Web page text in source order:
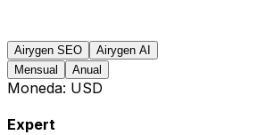
Airygen SEO
Airygen AI
Mensual
Anual
Moneda: USD
Expert